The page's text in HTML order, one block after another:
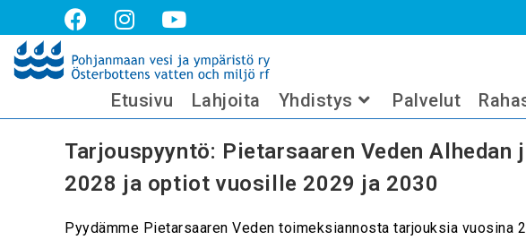
Etusivu Lahjoita Yhdistys Palvelut
Tarjouspyyntö: Pietarsaaren Veden
2028 ja optiot vuosille 2029 ja 2030
Pyydämme Pietarsaaren Veden toimeksiannosta tarjouksia